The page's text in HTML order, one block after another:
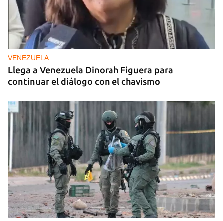
VENEZUELA
Llega a Venezuela Dinorah Figuera para
continuar el diálogo con el chavismo